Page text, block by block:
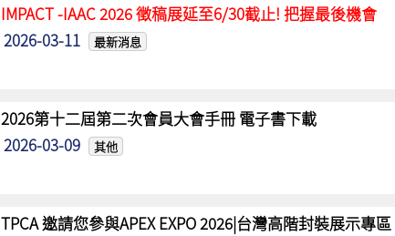
IMPACT -IAAC 2026 徵稿展延至6/30截止! 把握最後機會
2026-03-11
最新消息
2026第十二屆第二次會員大會手冊 電子書下載
2026-03-09
其他
TPCA 邀請您參與APEX EXPO 2026|台灣高階封裝展示專區